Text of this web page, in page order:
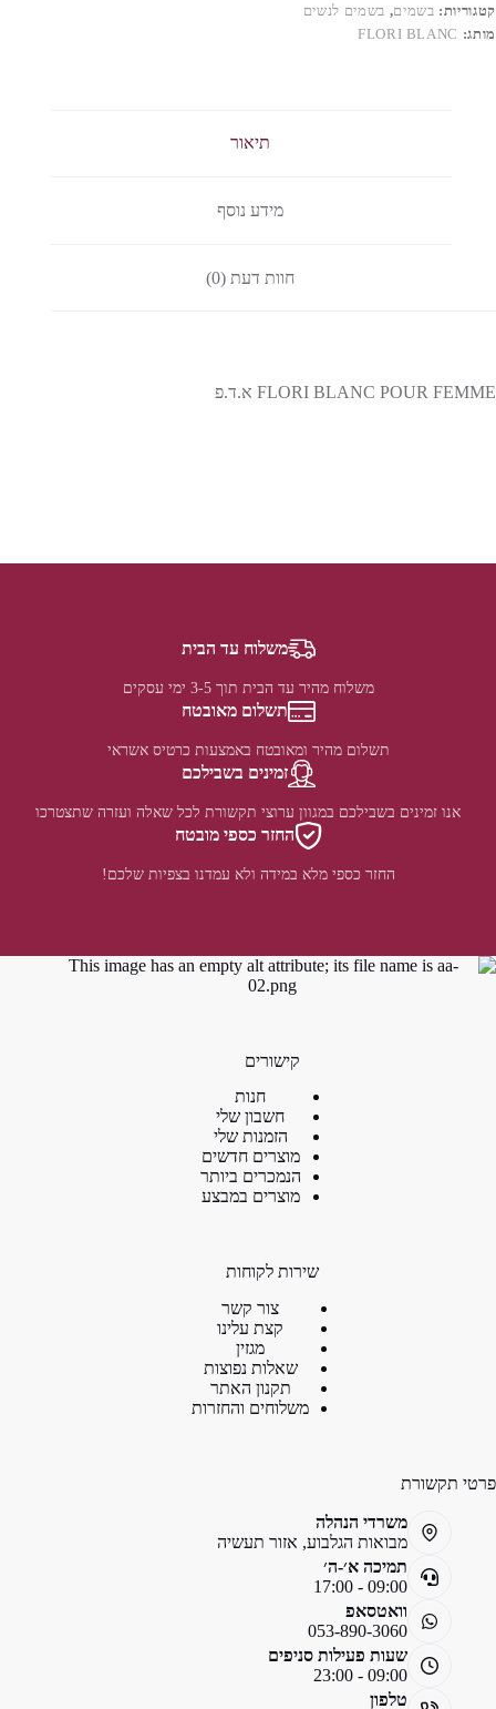
קטגוריות: בשמים, בשמים לנשים
מותג: FLORI BLANC
תיאור
מידע נוסף
חוות דעת (0)
FLORI BLANC POUR FEMME א.ד.פ
משלוח עד הבית
משלוח מהיר עד הבית תוך 3-5 ימי עסקים
תשלום מאובטח
תשלום מהיר ומאובטח באמצעות כרטיס אשראי
זמינים בשבילכם
אנו זמינים בשבילכם במגוון ערוצי תקשורת לכל שאלה ועזרה שתצטרכו
החזר כספי מובטח
החזר כספי מלא במידה ולא עמדנו בצפיות שלכם!
קישורים
חנות
חשבון שלי
הזמנות שלי
מוצרים חדשים
הנמכרים ביותר
מוצרים במבצע
שירות לקוחות
צור קשר
קצת עלינו
מגזין
שאלות נפוצות
תקנון האתר
משלוחים והחזרות
פרטי תקשורת
משרדי הנהלה
מבואות הגלבוע, אזור תעשיה
תמיכה א׳-ה׳
09:00 - 17:00
וואטסאפ
053-890-3060
שעות פעילות סניפים
09:00 - 23:00
טלפון